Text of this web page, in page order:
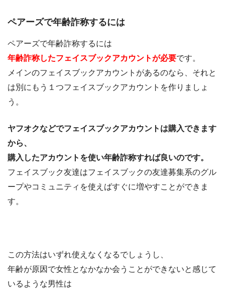
ペアーズで年齢詐称するには
ペアーズで年齢詐称するには
年齢詐称したフェイスブックアカウントが必要です。
メインのフェイスブックアカウントがあるのなら、それと
は別にもう１つフェイスブックアカウントを作りましょ
う。
ヤフオクなどでフェイスブックアカウントは購入できます
から、
購入したアカウントを使い年齢詐称すれば良いのです。
フェイスブック友達はフェイスブックの友達募集系のグル
ープやコミュニティを使えばすぐに増やすことができま
す。
この方法はいずれ使えなくなるでしょうし、
年齢が原因で女性となかなか会うことができないと感じて
いるような男性は